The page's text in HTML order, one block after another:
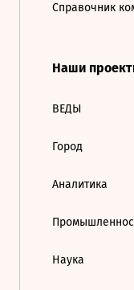
Справочник
Наши
ВЕДЫ
Город
Аналитика
Наука